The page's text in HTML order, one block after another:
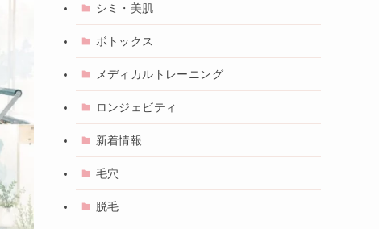
シミ・美肌
ボトックス
メディカルトレーニング
ロンジェビティ
新着情報
毛穴
脱毛